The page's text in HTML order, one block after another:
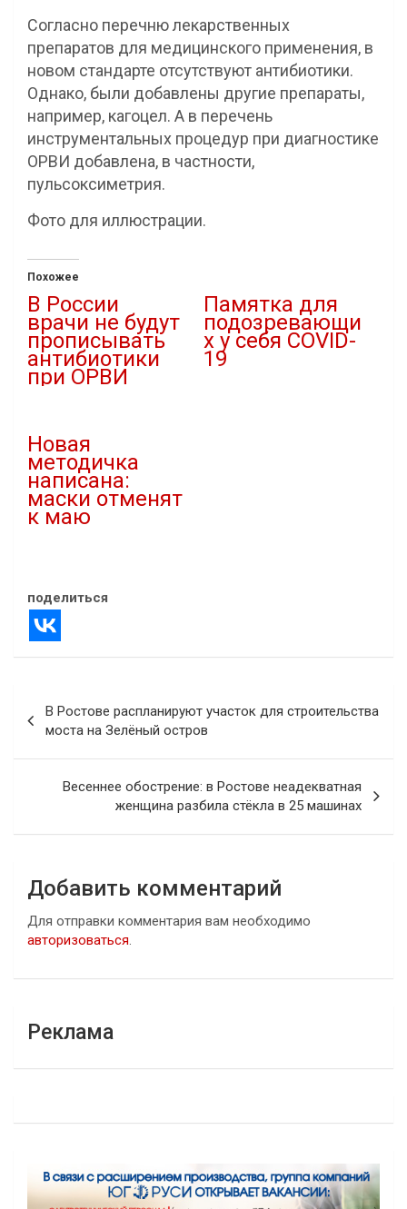
Согласно перечню лекарственных
препаратов для медицинского применения, в
новом стандарте отсутствуют антибиотики.
Однако, были добавлены другие препараты,
например, кагоцел. А в перечень
инструментальных процедур при диагностике
ОРВИ добавлена, в частности,
пульсоксиметрия.
Фото для иллюстрации.
Похожее
В России
врачи не будут
прописывать
антибиотики
при ОРВИ
Памятка для
подозревающи
х у себя COVID-
19
Новая
методичка
написана:
маски отменят
к маю
поделиться
по
записям
В Ростове распланируют участок для строительства
моста на Зелёный остров
Весеннее обострение: в Ростове неадекватная
женщина разбила стёкла в 25 машинах
Добавить комментарий
Для отправки комментария вам необходимо
авторизоваться.
Реклама